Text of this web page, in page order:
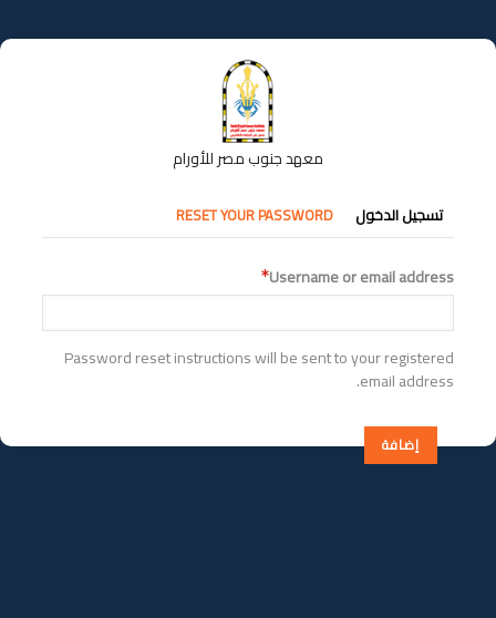
إلى
المحتوى
معهد جنوب مصر للأورام
التبويبات
الأساسية
تسجيل الدخول RESET YOUR PASSWORD
Username or email address
Password reset instructions will be sent to your registered
email address.